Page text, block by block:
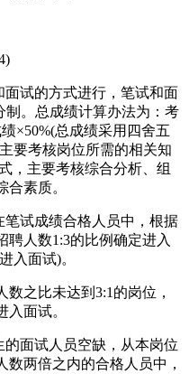
试的方式进行，笔试和面
制。总成绩计算办法为：考
×50%(总成绩采用四舍五
要考核岗位所需的相关知
，主要考核综合分析、组
素质。
试成绩合格人员中，根据
聘人数1:3的比例确定进入
入面试)。
之比未达到3:1的岗位，
面试。
面试人员空缺，从本岗位
两倍之内的合格人员中，